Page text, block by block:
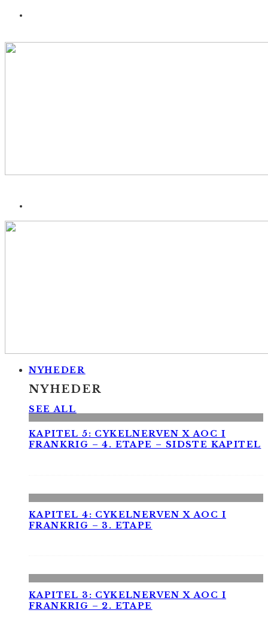
NYHEDER
NYHEDER
SEE ALL
KAPITEL 5: CYKELNERVEN X AOC I
FRANKRIG – 4. ETAPE – SIDSTE KAPITEL
KAPITEL 4: CYKELNERVEN X AOC I
FRANKRIG – 3. ETAPE
KAPITEL 3: CYKELNERVEN X AOC I
FRANKRIG – 2. ETAPE